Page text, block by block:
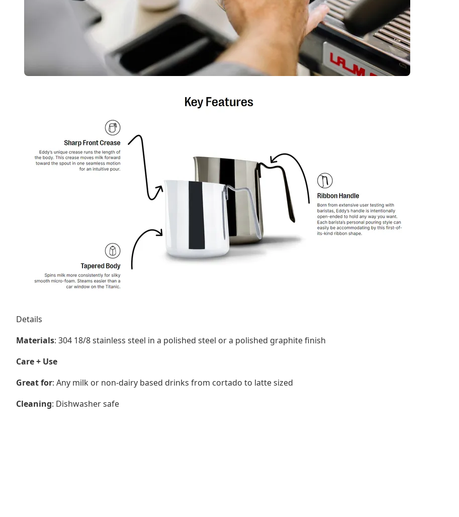
Details
Materials: 304 18/8 stainless steel in a polished steel or a polished graphite finish
Care + Use
Great for: Any milk or non-dairy based drinks from cortado to latte sized
Cleaning: Dishwasher safe